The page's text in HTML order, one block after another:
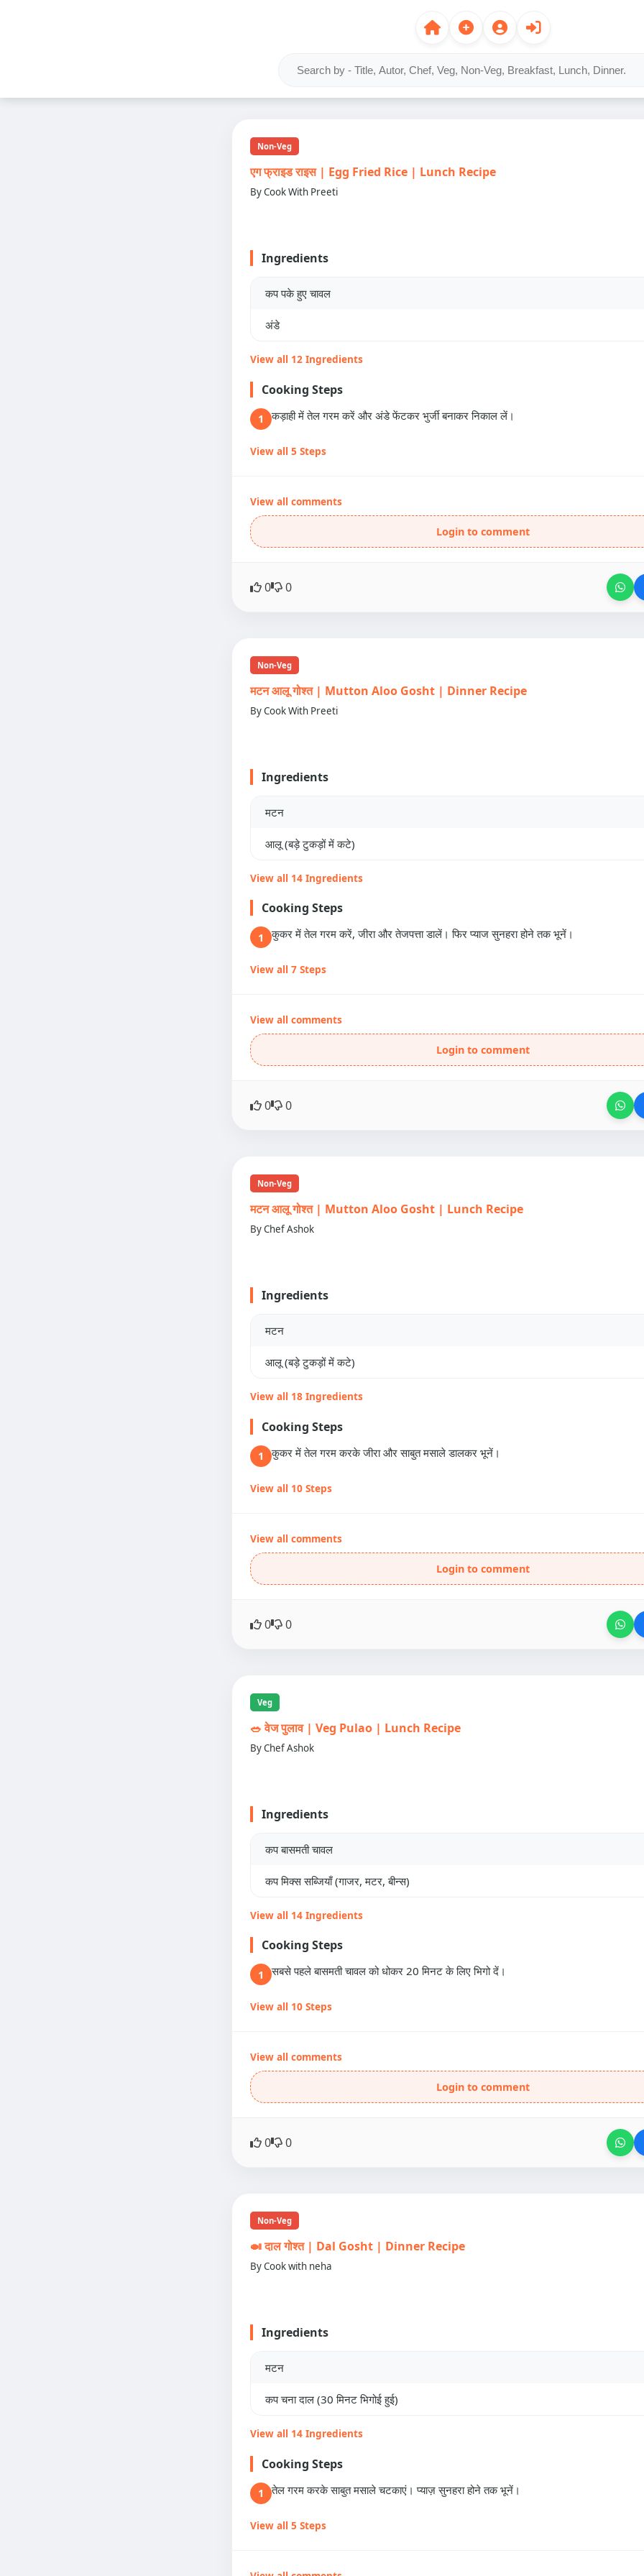
Non-Veg
एग फ्राइड राइस | Egg Fried Rice | Lunch Recipe
By Cook With Preeti
Ingredients
कप पके हुए चावल
अंडे
View all 12 Ingredients
Cooking Steps
1 कड़ाही में तेल गरम करें और अंडे फेंटकर भुर्जी बनाकर निकाल लें।
View all 5 Steps
View all comments
Login to comment
0 0
Non-Veg
मटन आलू गोश्त | Mutton Aloo Gosht | Dinner Recipe
By Cook With Preeti
Ingredients
मटन
आलू (बड़े टुकड़ों में कटे)
View all 14 Ingredients
Cooking Steps
1 कुकर में तेल गरम करें, जीरा और तेजपत्ता डालें। फिर प्याज सुनहरा होने तक भूनें।
View all 7 Steps
View all comments
Login to comment
0 0
Non-Veg
मटन आलू गोश्त | Mutton Aloo Gosht | Lunch Recipe
By Chef Ashok
Ingredients
मटन
आलू (बड़े टुकड़ों में कटे)
View all 18 Ingredients
Cooking Steps
1 कुकर में तेल गरम करके जीरा और साबुत मसाले डालकर भूनें।
View all 10 Steps
View all comments
Login to comment
0 0
Veg
🥗 वेज पुलाव | Veg Pulao | Lunch Recipe
By Chef Ashok
Ingredients
कप बासमती चावल
कप मिक्स सब्जियाँ (गाजर, मटर, बीन्स)
View all 14 Ingredients
Cooking Steps
1 सबसे पहले बासमती चावल को धोकर 20 मिनट के लिए भिगो दें।
View all 10 Steps
View all comments
Login to comment
0 0
Non-Veg
🍛 दाल गोश्त | Dal Gosht | Dinner Recipe
By Cook with neha
Ingredients
मटन
कप चना दाल (30 मिनट भिगोई हुई)
View all 14 Ingredients
Cooking Steps
1 तेल गरम करके साबुत मसाले चटकाएं। प्याज़ सुनहरा होने तक भूनें।
View all 5 Steps